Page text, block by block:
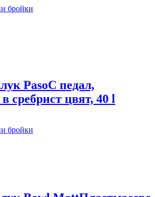
бройки
PasoС педал,
сребрист цвят, 40 l
бройки